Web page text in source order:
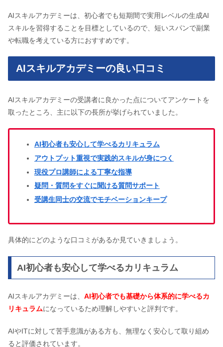
AIスキルアカデミーは、初心者でも短期間で実用レベルの生成AI
スキルを習得することを目標としているので、短いスパンで副業
や転職を考えている方におすすめです。
AIスキルアカデミーの良い口コミ
AIスキルアカデミーの受講者に良かった点についてアンケートを
取ったところ、主に以下の長所が挙げられていました。
AI初心者も安心して学べるカリキュラム
アウトプット重視で実践的スキルが身につく
現役プロ講師による丁寧な指導
疑問・質問をすぐに聞ける質問サポート
受講生同士の交流でモチベーションキープ
具体的にどのような口コミがあるか見ていきましょう。
AI初心者も安心して学べるカリキュラム
AIスキルアカデミーは、 AI初心者でも基礎から体系的に学べるカ
リキュラムになっているため理解しやすいと評判です。
AIやITに対して苦手意識がある方も、無理なく安心して取り組め
ると評価されています。